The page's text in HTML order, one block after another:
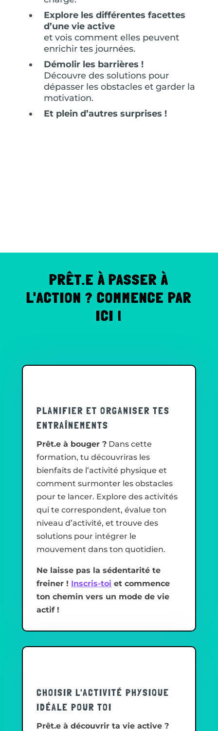
Explore les différentes facettes
d’une vie active
et vois comment elles peuvent
enrichir tes journées.
Démolir les barrières !
Découvre des solutions pour
dépasser les obstacles et garder la
motivation.
Et plein d’autres surprises !
PRÊT.E À PASSER À
L'ACTION ? COMMENCE PAR
ICI !
PLANIFIER ET ORGANISER TES
ENTRAÎNEMENTS
Prêt.e à bouger ? Dans cette
formation, tu découvriras les
bienfaits de l’activité physique et
comment surmonter les obstacles
pour te lancer. Explore des activités
qui te correspondent, évalue ton
niveau d’activité, et trouve des
solutions pour intégrer le
mouvement dans ton quotidien.
Ne laisse pas la sédentarité te
freiner ! Inscris-toi et commence
ton chemin vers un mode de vie
actif !
CHOISIR L'ACTIVITÉ PHYSIQUE
IDÉALE POUR TOI
Prêt.e à découvrir ta vie active ?